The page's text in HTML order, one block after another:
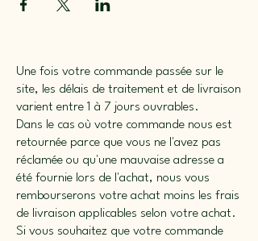
Une fois votre commande passée sur le
site, les délais de traitement et de livraison
varient entre 1 à 7 jours ouvrables.
Dans le cas où votre commande nous est
retournée parce que vous ne l'avez pas
réclamée ou qu'une mauvaise adresse a
été fournie lors de l'achat, nous vous
rembourserons votre achat moins les frais
de livraison applicables selon votre achat.
Si vous souhaitez que votre commande